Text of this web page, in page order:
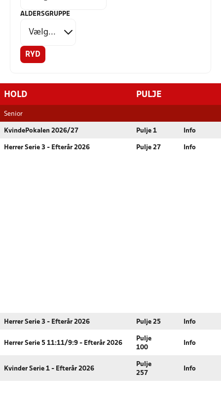
ALDERSGRUPPE
RYD
HOLD PULJE
Senior
KvindePokalen 2026/27 Pulje 1 Info
Herrer Serie 3 - Efterår 2026 Pulje 27 Info
Herrer Serie 3 - Efterår 2026 Pulje 25 Info
Herrer Serie 5 11:11/9:9 - Efterår 2026
Pulje
100
Info
Kvinder Serie 1 - Efterår 2026
Pulje
257
Info